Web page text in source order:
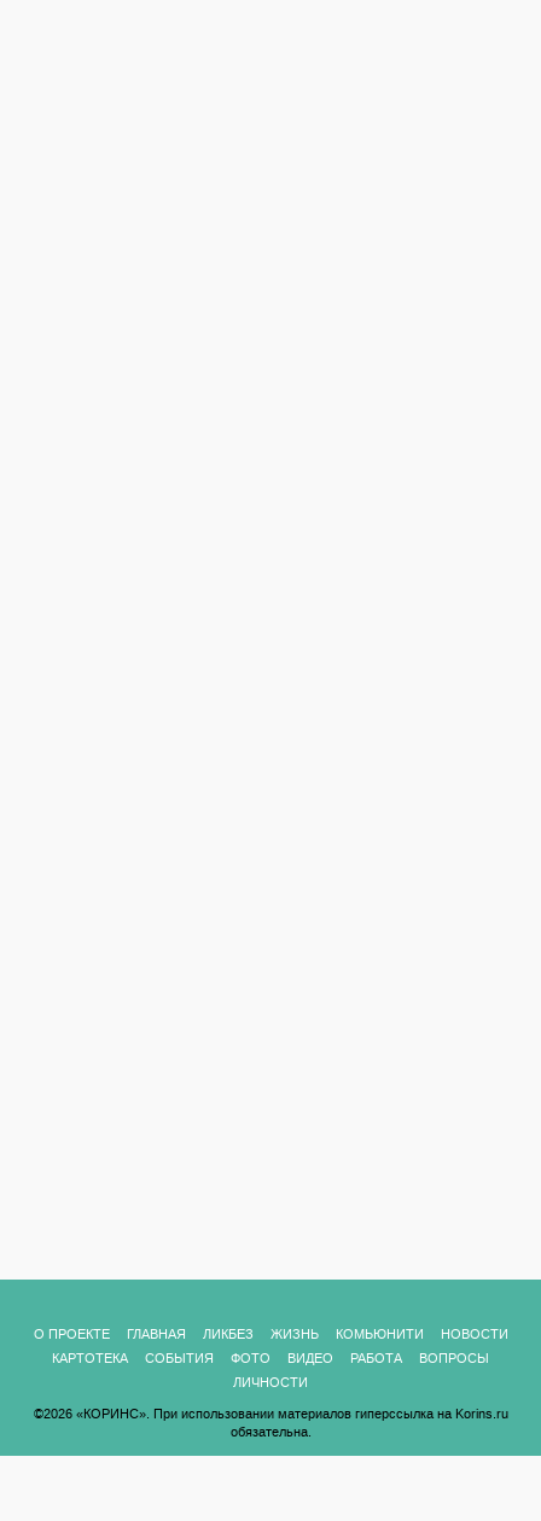
О ПРОЕКТЕ ГЛАВНАЯ ЛИКБЕЗ ЖИЗНЬ КОМЬЮНИТИ
НОВОСТИ
КАРТОТЕКА
СОБЫТИЯ ФОТО ВИДЕО РАБОТА
ВОПРОСЫ
ЛИЧНОСТИ
©2026 «КОРИНС». При использовании материалов гиперссылка на Korins.ru
обязательна.